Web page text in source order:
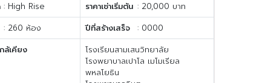
: High Rise ราคาเช่าเริ่มต้น : 20,000 บาท
: 260 ห้อง
ปีที่สร้างเสร็จ
: 0000
ล้เคียง
โรงเรียนสามเสนวิทยาลัย
โรงพยาบาลเปาโล เมโมเรียล
พหลโยธิน